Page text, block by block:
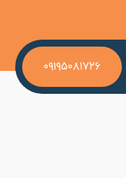
۰۹۱۹۵۰۸۱۷۲۶